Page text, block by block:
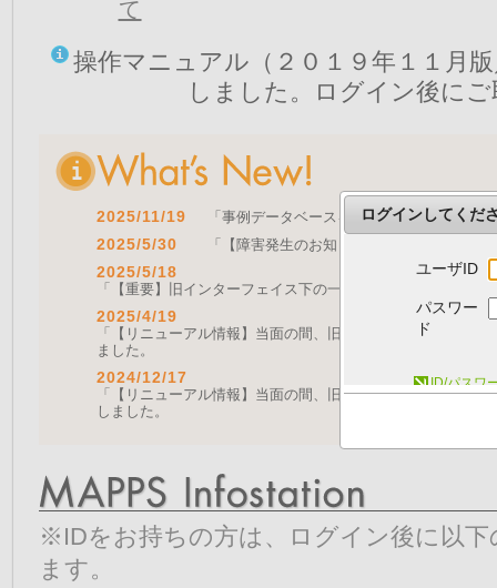
て
操作マニュアル（２０１９年１１月
しました。ログイン後に
2025/11/19 「事例データベースを公開しました」 をア
2025/5/30 「【障害発生のお知らせ｜復旧済み】Web
2025/5/18
「【重要】旧インターフェイス下の一部機能の停止につい
2025/4/19
「【リニューアル情報】当面の間、旧画面をご利用いただ
ました。
2024/12/17
「【リニューアル情報】当面の間、旧画面をご利用いただ
しました。
※IDをお持ちの方は、ログイン後に以
ます。
ログインしてくだ
ユーザID
パスワー
ド
ID/パスワ